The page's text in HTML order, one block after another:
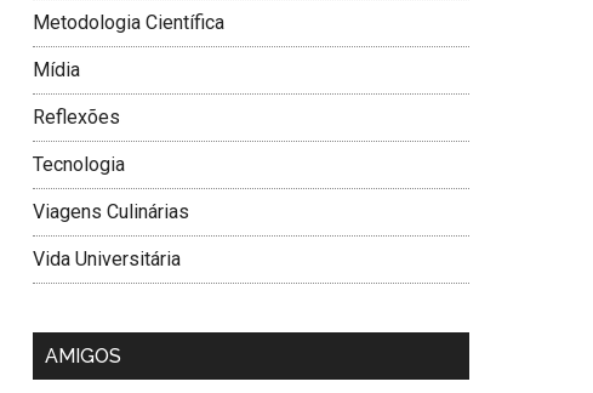
Metodologia Cientí­fica
Mí­dia
Reflexões
Tecnologia
Viagens Culinárias
Vida Universitária
AMIGOS